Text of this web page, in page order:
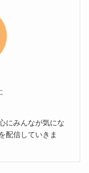
にみんなが気にな
配信していきま